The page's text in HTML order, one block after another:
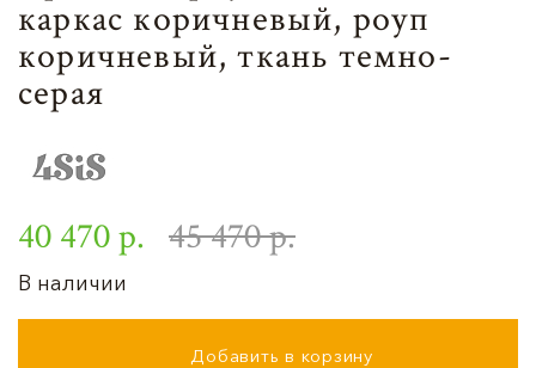
каркас коричневый, роуп
коричневый, ткань темно-
серая
40 470 р. 45 470 р.
В наличии
Добавить в корзину